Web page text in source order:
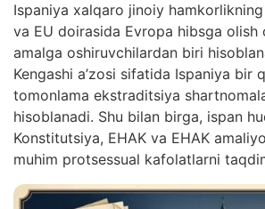
Ispaniya xalqaro jinoiy
va EU doirasida Evropa hibsga olish
amalga oshiruvchilardan biri
Kengashi a’zosi sifatida Ispaniya bir
tomonlama ekstraditsiya
hisoblanadi. Shu bilan birga, ispan
Konstitutsiya, EHAK va EHAK
muhim protsessual kafolatlarni